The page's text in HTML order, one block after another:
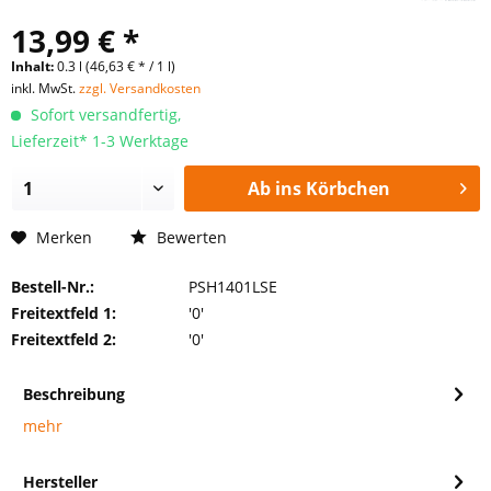
13,99 € *
Inhalt:0.3 l (46,63 € * / 1 l)
inkl. MwSt.zzgl. Versandkosten
Sofort versandfertig,
Lieferzeit* 1-3 Werktage
Ab ins Körbchen
Merken Bewerten
Bestell-Nr.:
PSH1401LSE
Freitextfeld 1:
'0'
Freitextfeld 2:
'0'
Beschreibung
mehr
Hersteller